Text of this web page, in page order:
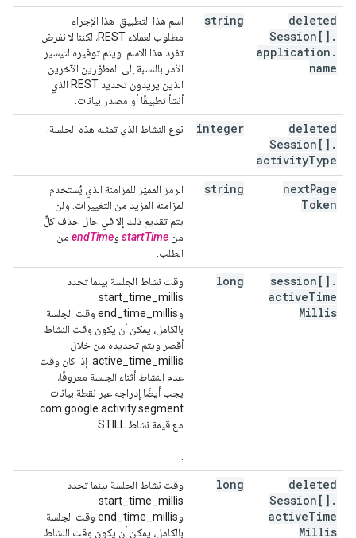
deleted
Session[] .
application .
name
string
اسم هذا التطبيق. هذا الإجراء
مطلوب لعملاء REST، لكننا لا نفرض
تفرد هذا الاسم. ويتم توفيره لتيسير
الأمر بالنسبة إلى المطوّرين الآخرين
الذين يريدون تحديد REST الذي
أنشأ تطبيقًا أو مصدر بيانات.
deleted
Session[] .
activityType
integer نوع النشاط الذي تمثله هذه الجلسة.
nextPage
Token
string
الرمز المميّز للمزامنة الذي يُستخدم
لمزامنة المزيد من التغييرات. ولن
يتم تقديم ذلك إلا في حال حذف كلٍّ
من startTime وendTime من
الطلب.
session[] .
activeTime
Millis
long
وقت نشاط الجلسة بينما تحدد
start_time_millis
وend_time_millis وقت الجلسة
بالكامل، يمكن أن يكون وقت النشاط
أقصر ويتم تحديده من خلال
active_time_millis. إذا كان وقت
عدم النشاط أثناء الجلسة معروفًا،
يجب أيضًا إدراجه عبر نقطة بيانات
com.google.activity.segment
مع قيمة نشاط STILL
deleted
Session[] .
activeTime
Millis
long
وقت نشاط الجلسة بينما تحدد
start_time_millis
وend_time_millis وقت الجلسة
بالكامل، يمكن أن يكون وقت النشاط